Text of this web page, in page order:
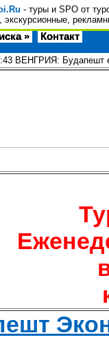
- туры и SPO от
экскурсионные,
» Контакт
ВЕНГРИЯ: Будапешт